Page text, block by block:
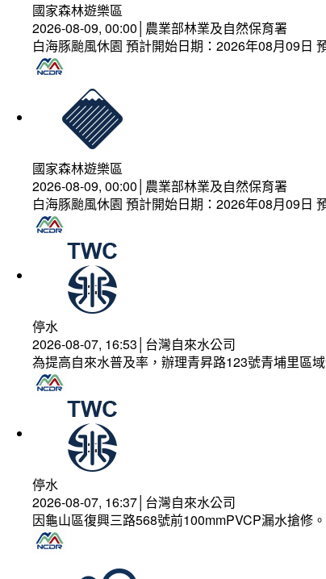
國家森林遊樂區
2026-08-09, 00:00│農業部林業及自然保育署
白海豚颱風休園 預計開始日期：2026年08月09日
國家森林遊樂區
2026-08-09, 00:00│農業部林業及自然保育署
白海豚颱風休園 預計開始日期：2026年08月09日
停水
2026-08-07, 16:53│台灣自來水公司
為提高自來水普及率，辦理青昇路123號青埔里區
停水
2026-08-07, 16:37│台灣自來水公司
因龜山區復興三路568號前100mmPVCP漏水搶修。